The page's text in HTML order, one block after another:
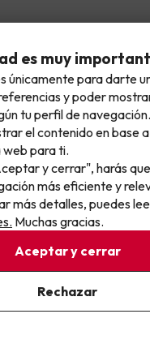
de reservar, puedes
frecuentes.
llegas al
caducado, pero cada
para viajar
próximo no se te
Ya estoy suscrito
haber leído y estar de
éxito del grupo Viajes
(la web líder de viajes
el buscador de
de alojamientos
y viajar por todo el
es muy
únicamente para darte
y poder
tu perfil de
el contenido en base
para ti.
y cerrar", harás
más eficiente y
más detalles, puedes
Muchas gracias.
Aceptar y cerrar
Rechazar